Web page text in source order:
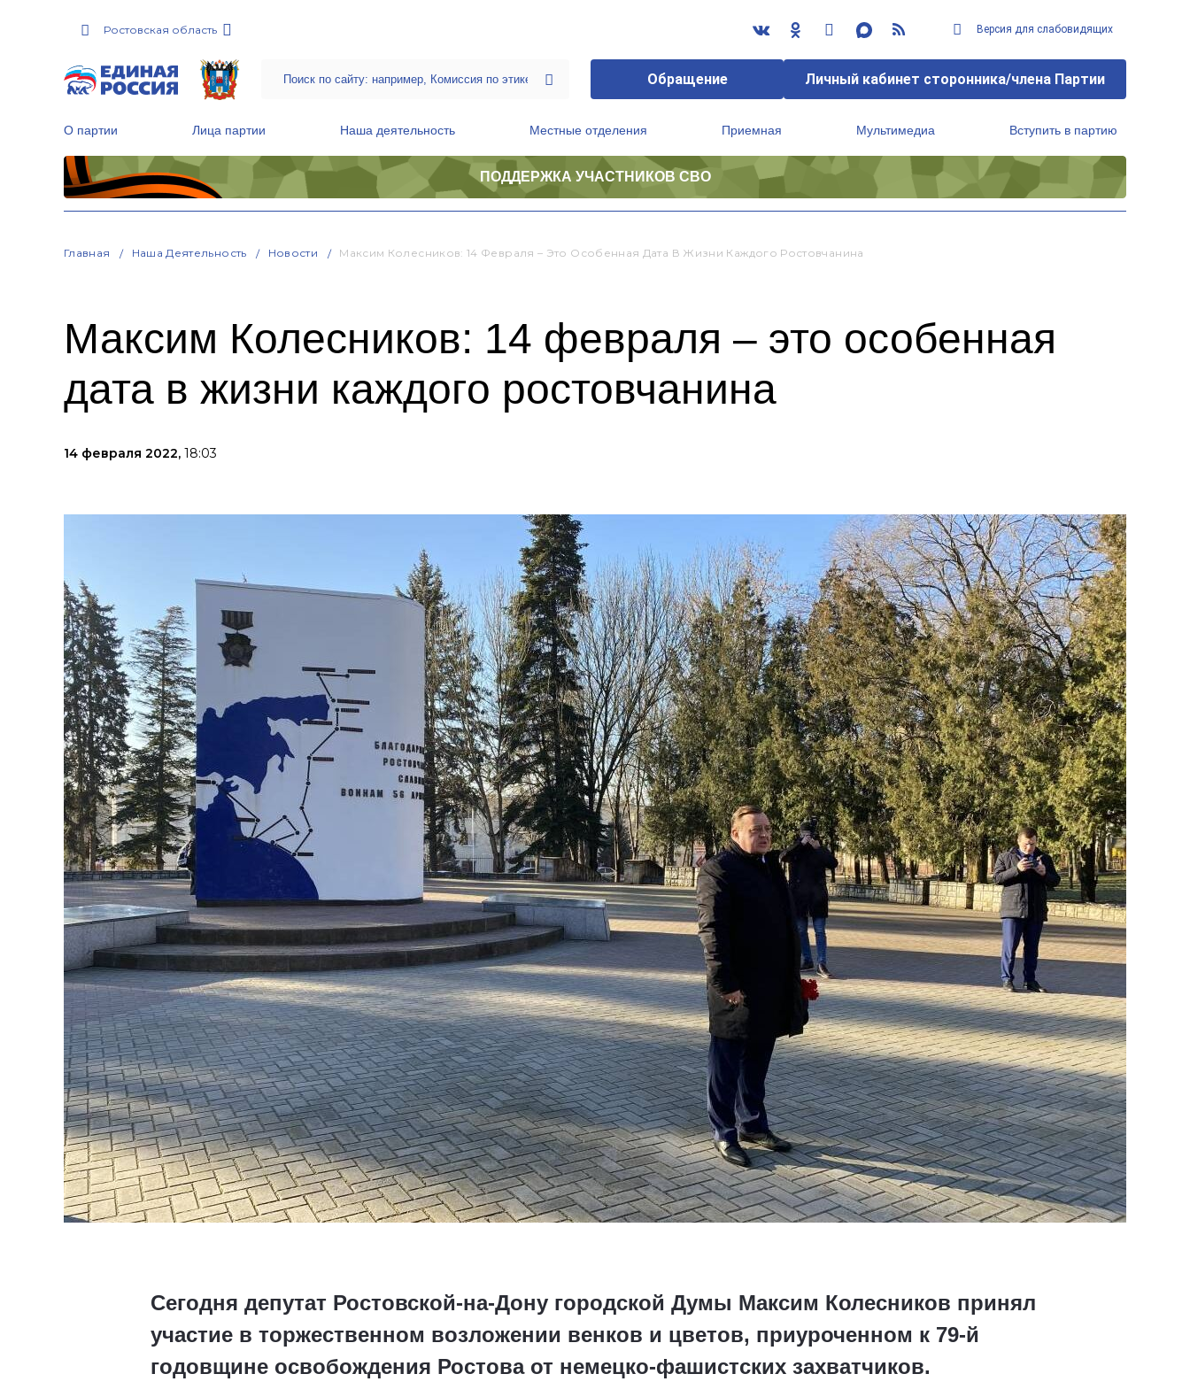
Ростовская область Версия для слабовидящих
Обращение Личный кабинет сторонника/члена Партии
О партии Лица партии Наша деятельность Местные отделения Приемная Мультимедиа Вступить в партию
ПОДДЕРЖКА УЧАСТНИКОВ СВО
Главная Наша Деятельность Новости Максим Колесников: 14 Февраля – Это Особенная Дата В Жизни Каждого Ростовчанина
Максим Колесников: 14 февраля – это особенная
дата в жизни каждого ростовчанина
14 февраля 2022, 18:03
Сегодня депутат Ростовской-на-Дону городской Думы Максим Колесников принял
участие в торжественном возложении венков и цветов, приуроченном к 79-й
годовщине освобождения Ростова от немецко-фашистских захватчиков.